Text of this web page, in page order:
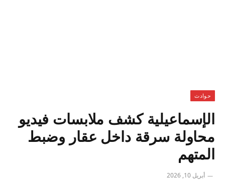
حوادث
الإسماعيلية كشف ملابسات فيديو
محاولة سرقة داخل عقار وضبط
المتهم
أبريل 10, 2026